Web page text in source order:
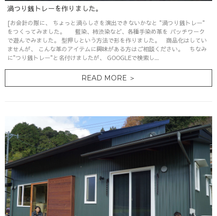
渦つり銭トレーを作りました。
[お会計の際に、 ちょっと渦らしさを演出できないかなと "渦つり銭トレー"
をつくってみました。 藍染、柿渋染など、各種手染め革を パッチワーク
で遊んでみました。 型押しという方法で形を作りました。 商品化はしてい
ませんが、 こんな革のアイテムに興味がある方はご相談ください。 ちなみ
に"つり銭トレー"と名付けましたが、 GOOGLEで検索し...
READ MORE ＞